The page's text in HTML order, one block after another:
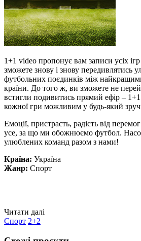
1+1 video пропонує вам записи усіх
зможете знову і знову передивлятись
футбольних поєдинків між
країни. До того ж, ви зможете не
встигли подивитись прямий ефір –
кожної гри можливим у будь-який
Емоції, пристрасть, радість від
усе, за що ми обожнюємо футбол.
улюблених команд разом з нами!
Країна: Україна
Жанр: Спорт
Читати далі
Спорт 2+2